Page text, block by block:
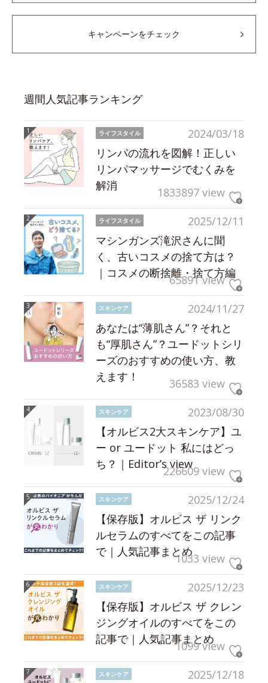
キャンペーンをチェック
週間人気記事ランキング
2024/03/18
ライフスタイル
リンパの流れを図解！正しい
リンパマッサージでむくみを
解消
1833897 view
2025/12/11
ライフスタイル
マシンガンズ滝沢さんに聞
く、古いコスメの捨て方は？
｜コスメの断捨離・捨て方編
65891 view
2024/11/27
スキンケア
あなたは“薄肌さん”？それと
も“厚肌さん”？ユードットシリ
ーズのおすすめの使い方、教
えます！
36583 view
2023/08/30
スキンケア
【オルビス2大スキンケア】ユ
ー or ユードット 私にはどっ
ち？｜Editor’s view226609 view
2025/12/24
スキンケア
【保存版】オルビス ザ リンク
ルセラムのすべてをこの記事
で｜人気記事まとめ1033 view
2025/12/23
スキンケア
【保存版】オルビス ザ クレン
ジングオイルのすべてをこの
記事で｜人気記事まとめ
1099 view
2025/12/18
スキンケア